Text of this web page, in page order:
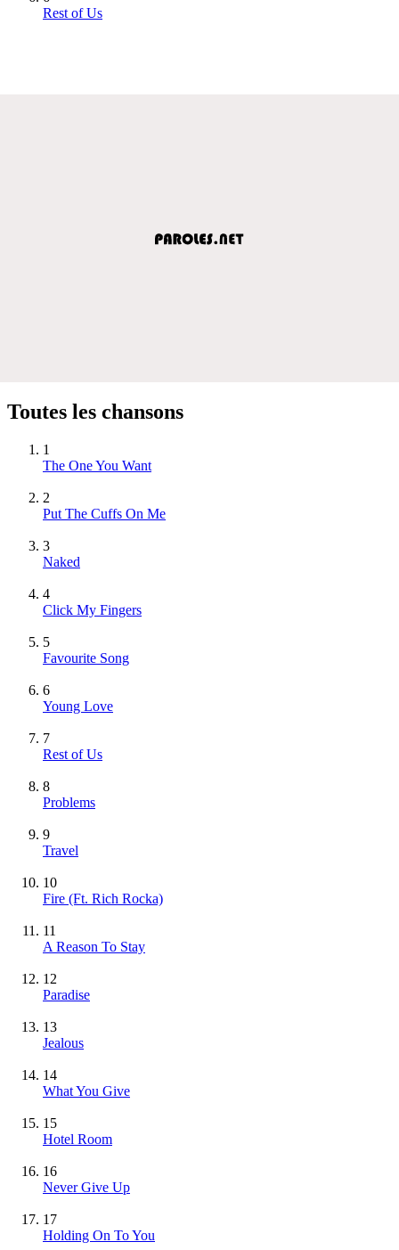
Rest of Us
Toutes les chansons
1
The One You Want
2
Put The Cuffs On Me
3
Naked
4
Click My Fingers
5
Favourite Song
6
Young Love
7
Rest of Us
8
Problems
9
Travel
10
Fire (Ft. Rich Rocka)
11
A Reason To Stay
12
Paradise
13
Jealous
14
What You Give
15
Hotel Room
16
Never Give Up
17
Holding On To You